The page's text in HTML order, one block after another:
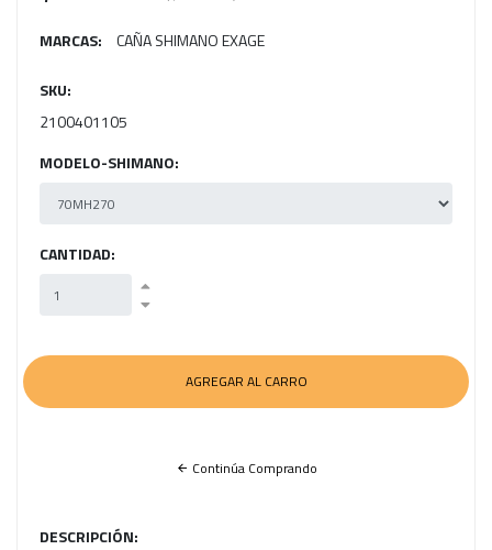
MARCAS: CAÑA SHIMANO EXAGE
SKU:
2100401105
MODELO-SHIMANO:
CANTIDAD:
Continúa Comprando
DESCRIPCIÓN: